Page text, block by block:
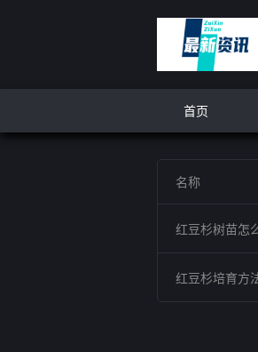
首页
名称
红豆杉树苗怎
红豆杉培育方